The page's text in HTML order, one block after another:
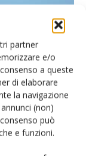
partner
e/o
a queste
di elaborare
la navigazione
(non)
può
e funzioni.